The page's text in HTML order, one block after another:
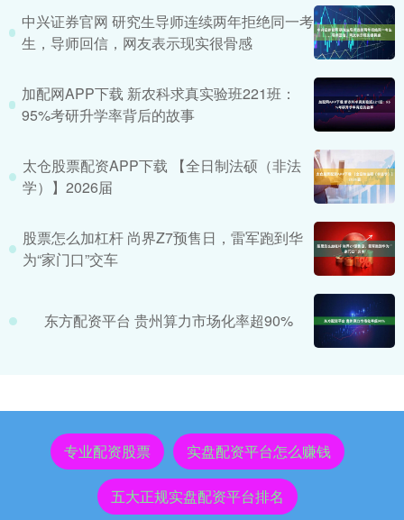
中兴证券官网 研究生导师连续两年拒绝同一考
生，导师回信，网友表示现实很骨感
加配网APP下载 新农科求真实验班221班：
95%考研升学率背后的故事
太仓股票配资APP下载 【全日制法硕（非法
学）】2026届
股票怎么加杠杆 尚界Z7预售日，雷军跑到华
为“家门口”交车
东方配资平台 贵州算力市场化率超90%
专业配资股票 实盘配资平台怎么赚钱
五大正规实盘配资平台排名